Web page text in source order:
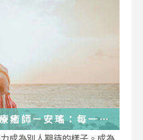
癒師－安瑤：每一段
的起點